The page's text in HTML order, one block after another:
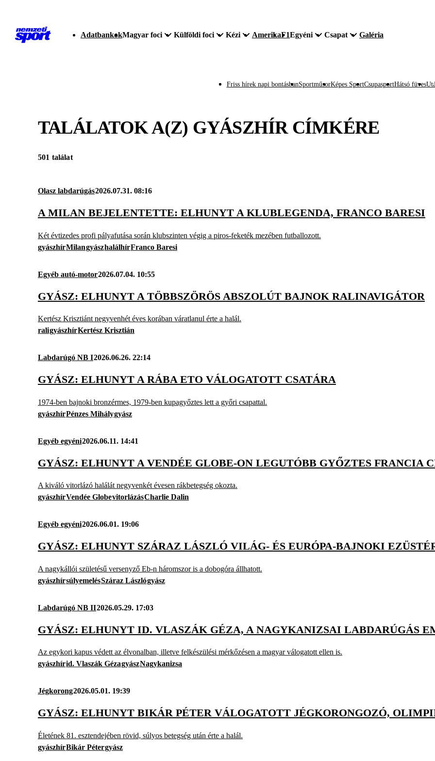
AdatbankokMagyar foci Külföldi foci Kézi AmerikaF1Egyéni Csapat Galéria
Friss hírek napi bontásbanSportműsorKépes SportCsupasportHátsó füves
TALÁLATOK A(Z) GYÁSZHÍRCÍMKÉRE
501 találat
Olasz labdarúgás2026.07.31. 08:16
A MILAN BEJELENTETTE: ELHUNYT A KLUBLEGENDA, FRANCO BARESI
Két évtizedes profi pályafutása során klubszinten végig a piros-feketék mezében futballozott.
gyászhírMilangyászhalálhírFranco Baresi
Egyéb autó-motor2026.07.04. 10:55
GYÁSZ: ELHUNYT A TÖBBSZÖRÖS ABSZOLÚT BAJNOK RALINAVIGÁTOR
Kertész Krisztiánt negyvenhét éves korában váratlanul érte a halál.
raligyászhírKertész Krisztián
Labdarúgó NB I2026.06.26. 22:14
GYÁSZ: ELHUNYT A RÁBA ETO VÁLOGATOTT CSATÁRA
1974-ben bajnoki bronzérmes, 1979-ben kupagyőztes lett a győri csapattal.
gyászhírPénzes Mihálygyász
Egyéb egyéni2026.06.11. 14:41
GYÁSZ: ELHUNYT A VENDÉE GLOBE-ON LEGUTÓBB GYŐZTES FRANCIA
A kiváló vitorlázó halálát negyvenkét évesen rákbetegség okozta.
gyászhírVendée GlobevitorlázásCharlie Dalin
Egyéb egyéni2026.06.01. 19:06
GYÁSZ: ELHUNYT SZÁRAZ LÁSZLÓ VILÁG- ÉS EURÓPA-BAJNOKI
A nagykállói születésű versenyző Eb-n háromszor is a dobogóra állhatott.
gyászhírsúlyemelésSzáraz Lászlógyász
Labdarúgó NB II2026.05.29. 17:03
GYÁSZ: ELHUNYT ID. VLASZÁK GÉZA, A NAGYKANIZSAI LABDARÚGÁS
Az egykori kapus védett az élvonalban, illetve felkészülési mérkőzésen a magyar válogatott ellen is.
gyászhírid. Vlaszák GézagyászNagykanizsa
Jégkorong2026.05.01. 19:39
GYÁSZ: ELHUNYT BIKÁR PÉTER VÁLOGATOTT JÉGKORONGOZÓ,
Életének 81. esztendejében rövid, súlyos betegség után érte a halál.
gyászhírBikár Pétergyász